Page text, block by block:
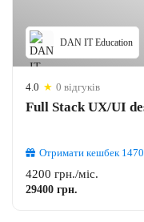
DAN IT Education
4.0 ★ 0 відгуків
Full Stack UX/UI
Отримати кешбек 1470
4200 грн./міс.
29400 грн.